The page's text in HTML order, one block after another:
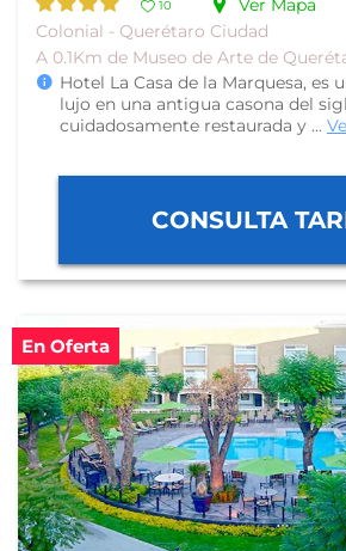
10
Ver Mapa
Colonial - Querétaro Ciudad
A 0.1Km de Museo de Arte de
Hotel La Casa de la Marquesa, es
lujo en una antigua casona del
cuidadosamente restaurada y ...
CONSULTA
En Oferta